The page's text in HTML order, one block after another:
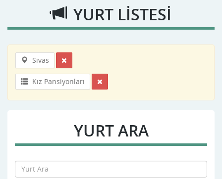
YURT LİSTESİ
Sivas
Kız Pansiyonları
YURT ARA